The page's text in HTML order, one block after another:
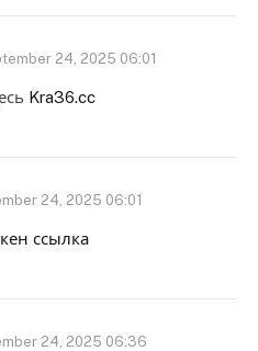
24, 2025 06:01
Kra36.cc
24, 2025 06:01
ссылка
24, 2025 06:36